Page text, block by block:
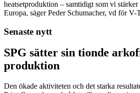
heatsetproduktion – samtidigt som vi
Europa, säger Peder Schumacher, vd för V-
Senaste nytt
SPG sätter sin tionde
produktion
Den ökade aktiviteten och det starka